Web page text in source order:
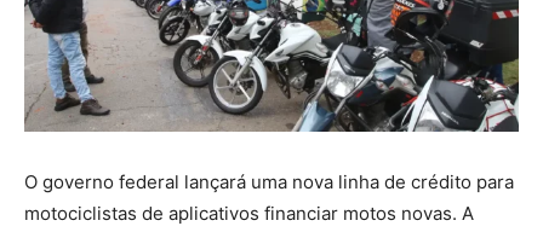
O governo federal lançará uma nova linha de crédito para
motociclistas de aplicativos financiar motos novas. A